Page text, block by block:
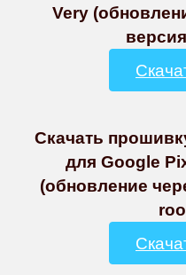
Very
Скачать
для Google
(обновление